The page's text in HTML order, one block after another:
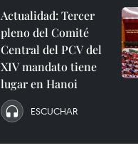
Actualidad: Tercer
pleno del Comité
Central del PCV del
XIV mandato tiene
lugar en Hanoi
ESCUCHAR